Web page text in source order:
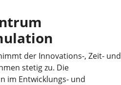
der Innovations-, Zeit- und
stetig zu. Die
im Entwicklungs- und